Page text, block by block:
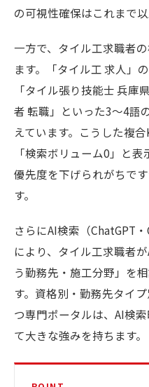
の可視性確保はこれまで
一方で、タイル工求職者
ます。「タイル工 求人」
「タイル張り技能士 兵庫
者 転職」といった3〜4語
えています。こうした複
「検索ボリューム0」と
優先度を下げられがちで
す。
さらにAI検索（ChatGPT
により、タイル工求職者
う勤務先・施工分野」を
す。資格別・勤務先タイ
つ専門ポータルは、AI検
て大きな強みを持ちます。